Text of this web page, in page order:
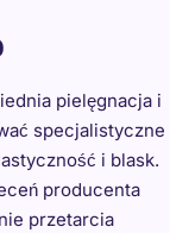
pielęgnacja i
specjalistyczne
i blask.
producenta
przetarcia